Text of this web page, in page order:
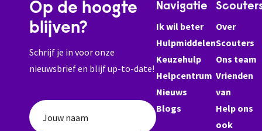
Op de hoogte
blijven?
Schrijf je in voor onze
nieuwsbrief en blijf up-to-date!
Jouw naam
Navigatie
Ik wil beter
Hulpmiddelen
Keuzehulp
Helpcentrum
Nieuws
Blogs
Over
Scouters
Ons team
Vrienden
van
Help ons
ook